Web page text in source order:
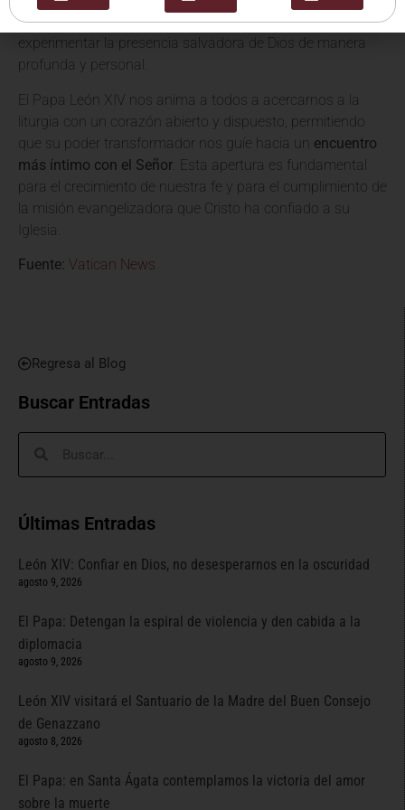
Regresa al Blog
Buscar Entradas
Últimas Entradas
León XIV: Confiar en Dios, no desesperarnos en la oscuridad
agosto 9, 2026
El Papa: Detengan la espiral de violencia y den cabida a la
diplomacia
agosto 9, 2026
León XIV visitará el Santuario de la Madre del Buen Consejo
de Genazzano
agosto 8, 2026
El Papa: en Santa Ágata contemplamos la victoria del amor
sobre la muerte
liturgia viva, por lo tanto, es aquella que permite a los fieles
experimentar la presencia salvadora de Dios de manera
profunda y personal.
El Papa León XIV nos anima a todos a acercarnos a la
liturgia con un corazón abierto y dispuesto, permitiendo
que su poder transformador nos guíe hacia un encuentro
más íntimo con el Señor . Esta apertura es fundamental
para el crecimiento de nuestra fe y para el cumplimiento de
la misión evangelizadora que Cristo ha confiado a su
Iglesia.
Fuente: Vatican News